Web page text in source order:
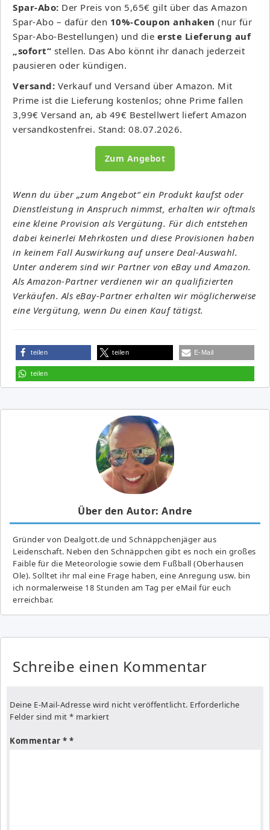
Spar-Abo: Der Preis von 5,65€ gilt über das Amazon
Spar-Abo – dafür den 10%-Coupon anhaken (nur für
Spar-Abo-Bestellungen) und die erste Lieferung auf
„sofort“ stellen. Das Abo könnt ihr danach jederzeit
pausieren oder kündigen.
Versand: Verkauf und Versand über Amazon. Mit
Prime ist die Lieferung kostenlos; ohne Prime fallen
3,99€ Versand an, ab 49€ Bestellwert liefert Amazon
versandkostenfrei. Stand: 08.07.2026.
Zum Angebot
Wenn du über „zum Angebot“ ein Produkt kaufst oder
Dienstleistung in Anspruch nimmst, erhalten wir oftmals
eine kleine Provision als Vergütung. Für dich entstehen
dabei keinerlei Mehrkosten und diese Provisionen haben
in keinem Fall Auswirkung auf unsere Deal-Auswahl.
Unter anderem sind wir Partner von eBay und Amazon.
Als Amazon-Partner verdienen wir an qualifizierten
Verkäufen. Als eBay-Partner erhalten wir möglicherweise
eine Vergütung, wenn Du einen Kauf tätigst.
teilen teilen E-Mail
teilen
Über den Autor: Andre
Gründer von Dealgott.de und Schnäppchenjäger aus
Leidenschaft. Neben den Schnäppchen gibt es noch ein großes
Fai­ble für die Meteorologie sowie dem Fußball (Oberhausen
Ole). Solltet ihr mal eine Frage haben, eine Anregung usw. bin
ich normalerweise 18 Stunden am Tag per eMail für euch
erreichbar.
Schreibe einen Kommentar
Deine E-Mail-Adresse wird nicht veröffentlicht. Erforderliche
Felder sind mit * markiert
Kommentar *